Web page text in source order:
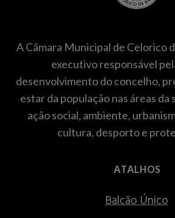
A Câmara Municipal de Celorico
executivo responsável
desenvolvimento do concelho,
estar da população nas áreas da
ação social, ambiente,
cultura, desporto e
ATALHOS
Balcão Único